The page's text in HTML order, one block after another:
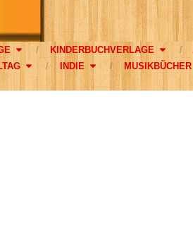
KINDERBUCHVERLAGE
INDIE MUSIKBÜCHER